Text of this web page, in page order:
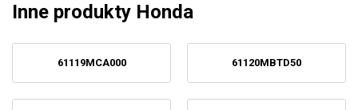
Inne produkty Honda
61119MCA000 61120MBTD50